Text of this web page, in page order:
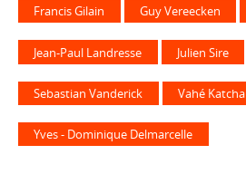
Francis Gilain Guy Vereecken
Jean-Paul Landresse Julien Sire
Sebastian Vanderick Vahé Katcha
Yves - Dominique Delmarcelle